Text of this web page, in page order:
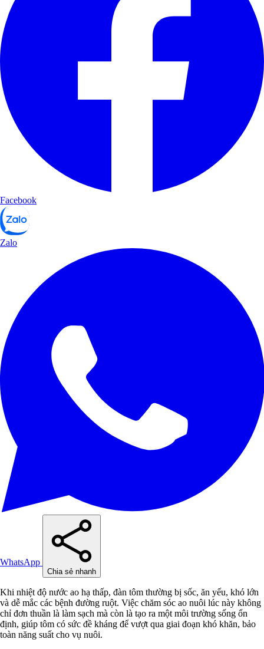
Facebook
Zalo
WhatsApp
Chia sẻ nhanh
Khi nhiệt độ nước ao hạ thấp, đàn tôm thường bị sốc, ăn yếu, khó lớn
và dễ mắc các bệnh đường ruột. Việc chăm sóc ao nuôi lúc này không
chỉ đơn thuần là làm sạch mà còn là tạo ra một môi trường sống ổn
định, giúp tôm có sức đề kháng để vượt qua giai đoạn khó khăn, bảo
toàn năng suất cho vụ nuôi.